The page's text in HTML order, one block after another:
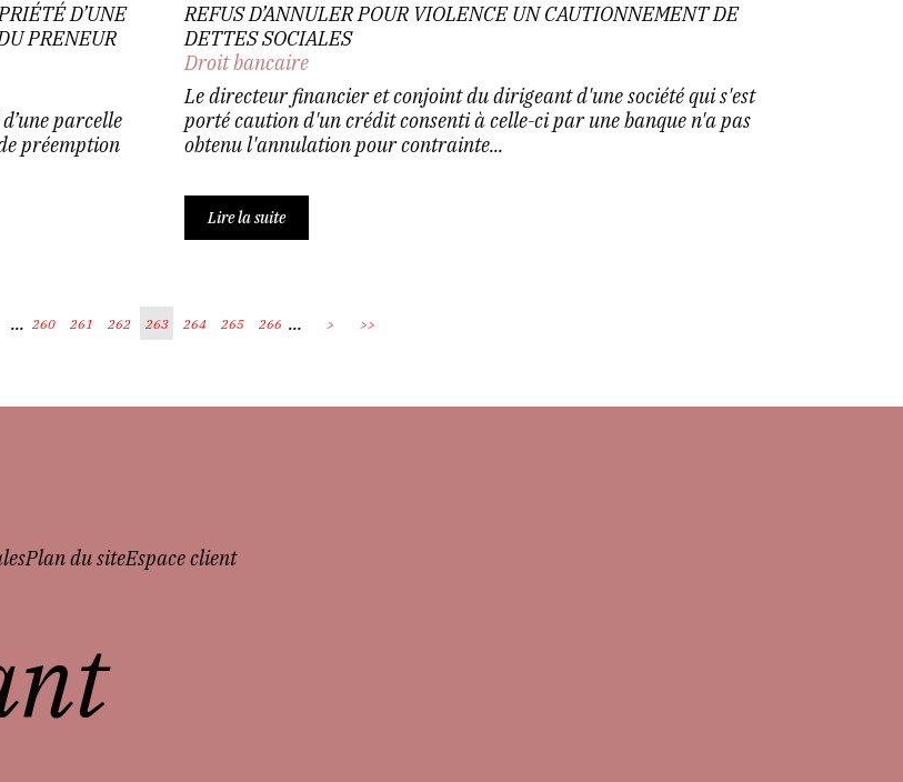
D’UNE
PRENEUR
parcelle
préemption
REFUS D’ANNULER POUR VIOLENCE UN CAUTIONNEMENT DE
DETTES SOCIALES
Droit bancaire
Le directeur financier et conjoint du dirigeant d'une société qui s'est
porté caution d'un crédit consenti à celle-ci par une banque n'a pas
obtenu l'annulation pour contrainte...
Lire la suite
... 260 261 262 263 264 265 266 ... > >>
Plan du siteEspace client